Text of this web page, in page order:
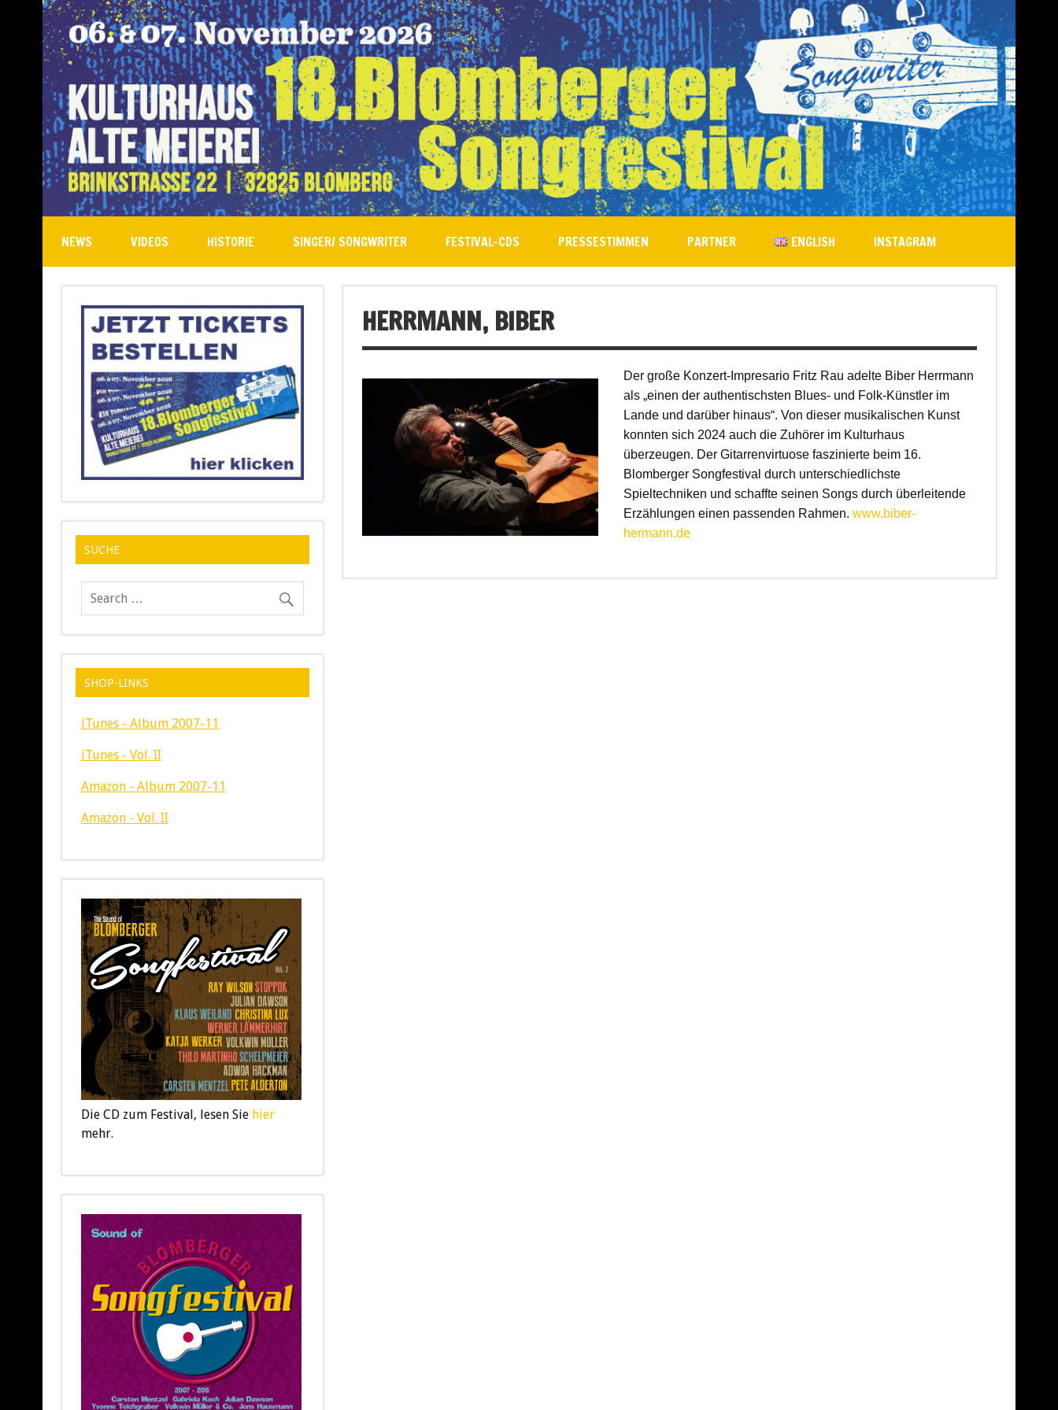
NEWS VIDEOS HISTORIE SINGER/ SONGWRITER FESTIVAL-CDS PRESSESTIMMEN PARTNER ENGLISH INSTAGRAM
HERRMANN, BIBER
Der große Konzert-Impresario Fritz Rau adelte Biber Herrmann
als „einen der authentischsten Blues- und Folk-Künstler im
Lande und darüber hinaus“. Von dieser musikalischen Kunst
konnten sich 2024 auch die Zuhörer im Kulturhaus
überzeugen. Der Gitarrenvirtuose faszinierte beim 16.
Blomberger Songfestival durch unterschiedlichste
Spieltechniken und schaffte seinen Songs durch überleitende
Erzählungen einen passenden Rahmen. www.biber-
hermann.de
SUCHE
SHOP-LINKS
iTunes - Album 2007-11
iTunes - Vol. II
Amazon - Album 2007-11
Amazon - Vol. II
Die CD zum Festival, lesen Sie hier
mehr.